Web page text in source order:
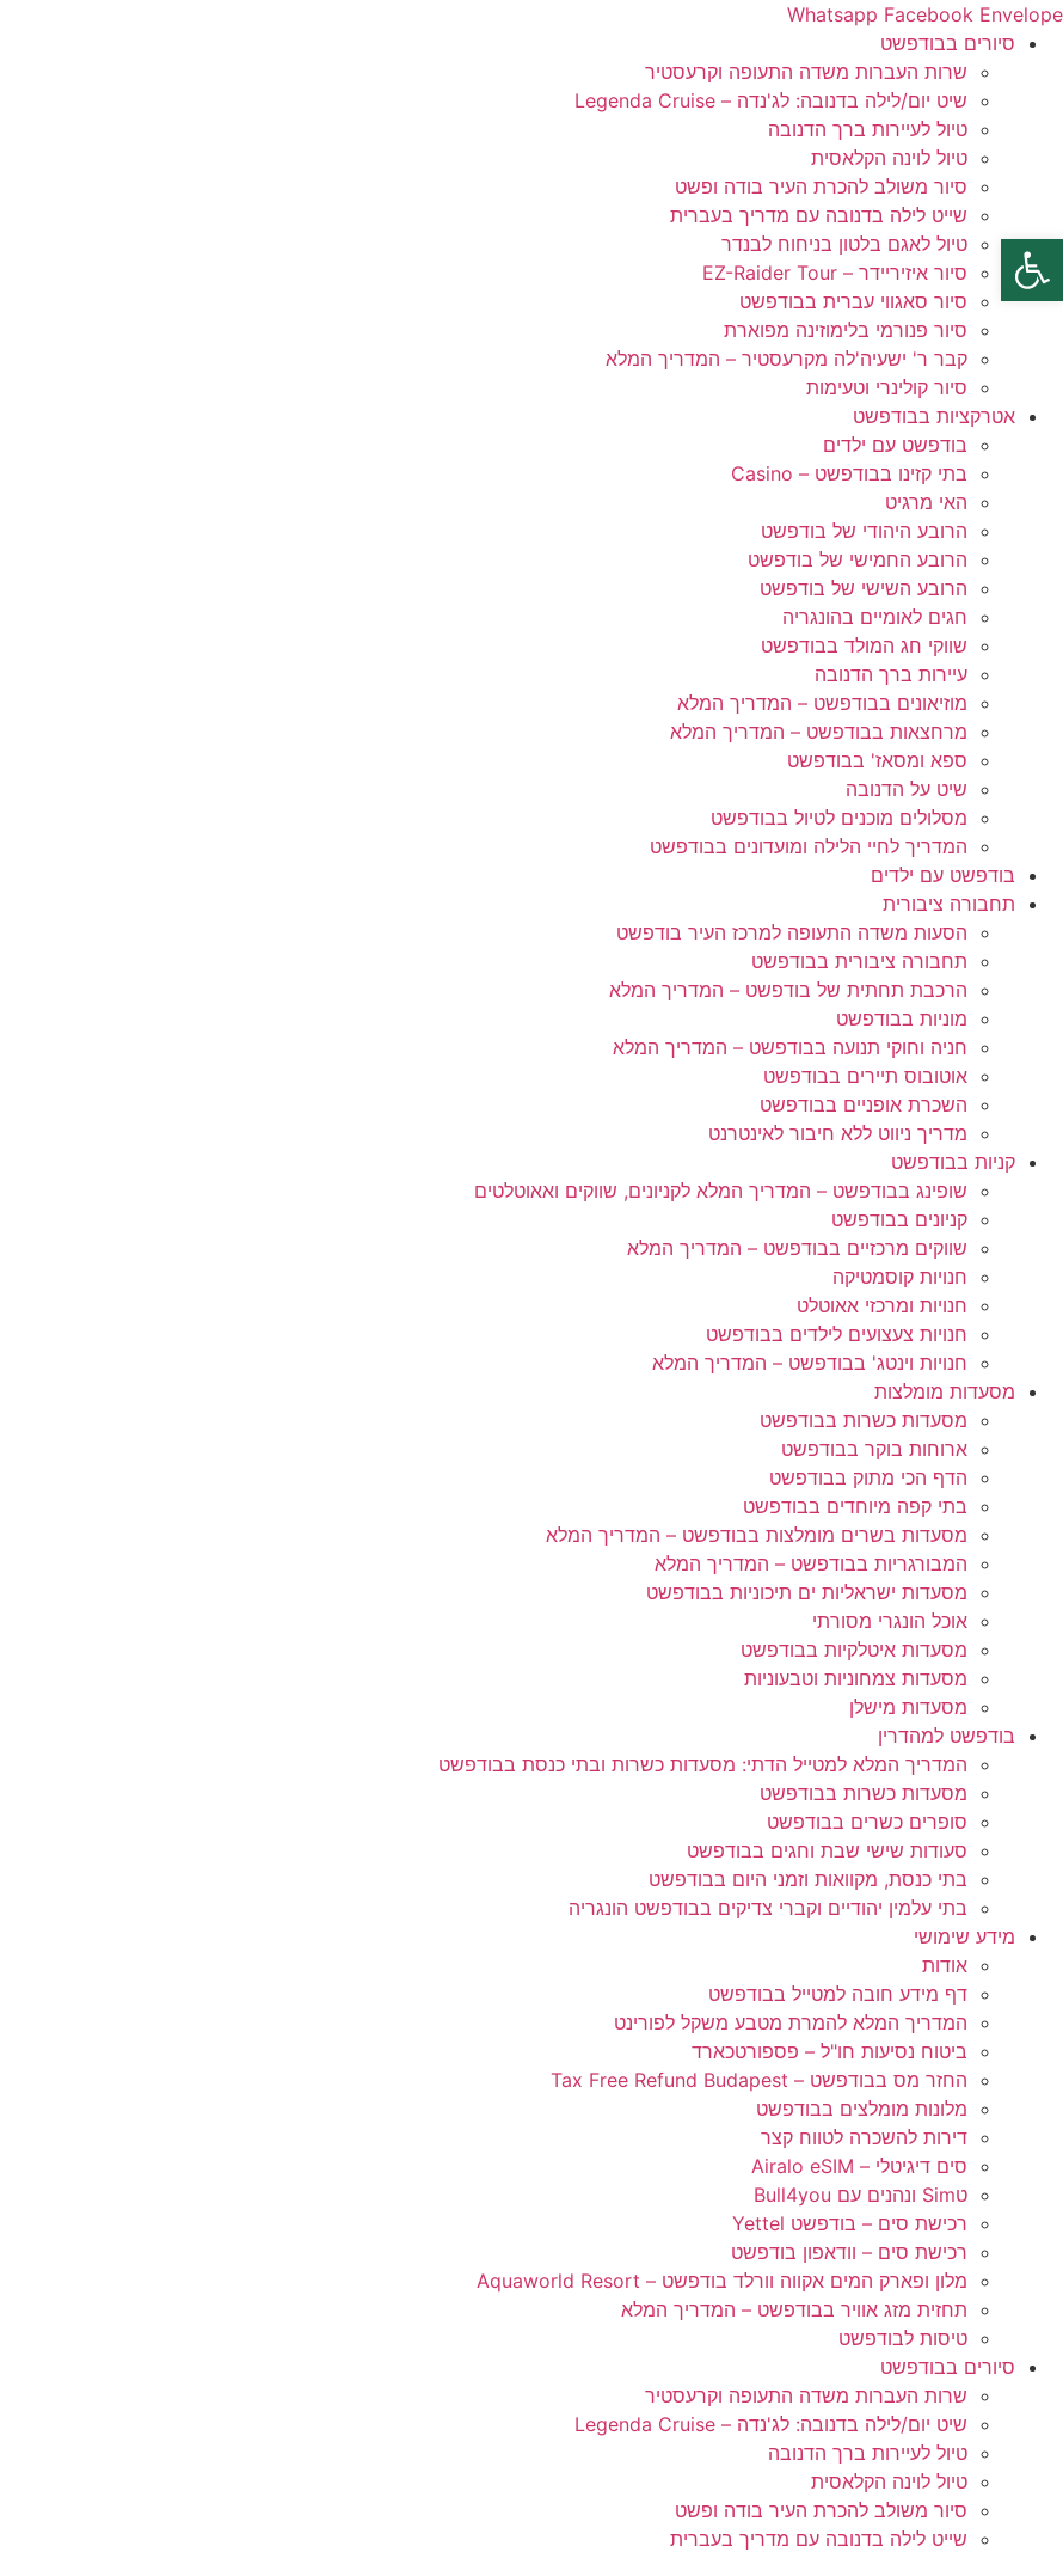
דלג
לתוכן
Whatsapp Facebook Envelope
סיורים בבודפשט
שרות העברות משדה התעופה וקרעסטיר
שיט יום/לילה בדנובה: לג'נדה – Legenda Cruise
טיול לעיירות ברך הדנובה
טיול לוינה הקלאסית
סיור משולב להכרת העיר בודה ופשט
שייט לילה בדנובה עם מדריך בעברית
טיול לאגם בלטון בניחוח לבנדר
סיור איזיריידר – EZ-Raider Tour
סיור סאגווי עברית בבודפשט
סיור פנורמי בלימוזינה מפוארת
קבר ר' ישעיה'לה מקרעסטיר – המדריך המלא
סיור קולינרי וטעימות
אטרקציות בבודפשט
בודפשט עם ילדים
בתי קזינו בבודפשט – Casino
האי מרגיט
הרובע היהודי של בודפשט
הרובע החמישי של בודפשט
הרובע השישי של בודפשט
חגים לאומיים בהונגריה
שווקי חג המולד בבודפשט
עיירות ברך הדנובה
מוזיאונים בבודפשט – המדריך המלא
מרחצאות בבודפשט – המדריך המלא
ספא ומסאז' בבודפשט
שיט על הדנובה
מסלולים מוכנים לטיול בבודפשט
המדריך לחיי הלילה ומועדונים בבודפשט
בודפשט עם ילדים
תחבורה ציבורית
הסעות משדה התעופה למרכז העיר בודפשט
תחבורה ציבורית בבודפשט
הרכבת תחתית של בודפשט – המדריך המלא
מוניות בבודפשט
חניה וחוקי תנועה בבודפשט – המדריך המלא
אוטובוס תיירים בבודפשט
השכרת אופניים בבודפשט
מדריך ניווט ללא חיבור לאינטרנט
קניות בבודפשט
שופינג בבודפשט – המדריך המלא לקניונים, שווקים ואאוטלטים
קניונים בבודפשט
שווקים מרכזיים בבודפשט – המדריך המלא
חנויות קוסמטיקה
חנויות ומרכזי אאוטלט
חנויות צעצועים לילדים בבודפשט
חנויות וינטג' בבודפשט – המדריך המלא
מסעדות מומלצות
מסעדות כשרות בבודפשט
ארוחות בוקר בבודפשט
הדף הכי מתוק בבודפשט
בתי קפה מיוחדים בבודפשט
מסעדות בשרים מומלצות בבודפשט – המדריך המלא
המבורגריות בבודפשט – המדריך המלא
מסעדות ישראליות ים תיכוניות בבודפשט
אוכל הונגרי מסורתי
מסעדות איטלקיות בבודפשט
מסעדות צמחוניות וטבעוניות
מסעדות מישלן
בודפשט למהדרין
המדריך המלא למטייל הדתי: מסעדות כשרות ובתי כנסת בבודפשט
מסעדות כשרות בבודפשט
סופרים כשרים בבודפשט
סעודות שישי שבת וחגים בבודפשט
בתי כנסת, מקוואות וזמני היום בבודפשט
בתי עלמין יהודיים וקברי צדיקים בבודפשט הונגריה
מידע שימושי
אודות
דף מידע חובה למטייל בבודפשט
המדריך המלא להמרת מטבע משקל לפורינט
ביטוח נסיעות חו"ל – פספורטכארד
החזר מס בבודפשט – Tax Free Refund Budapest
מלונות מומלצים בבודפשט
דירות להשכרה לטווח קצר
סים דיגיטלי – Airalo eSIM
טSim ונהנים עם Bull4you
רכישת סים – בודפשט Yettel
רכישת סים – וודאפון בודפשט
מלון ופארק המים אקווה וורלד בודפשט – Aquaworld Resort
תחזית מזג אוויר בבודפשט – המדריך המלא
טיסות לבודפשט
סיורים בבודפשט
שרות העברות משדה התעופה וקרעסטיר
שיט יום/לילה בדנובה: לג'נדה – Legenda Cruise
טיול לעיירות ברך הדנובה
טיול לוינה הקלאסית
סיור משולב להכרת העיר בודה ופשט
שייט לילה בדנובה עם מדריך בעברית
פתח סרגל נגישות